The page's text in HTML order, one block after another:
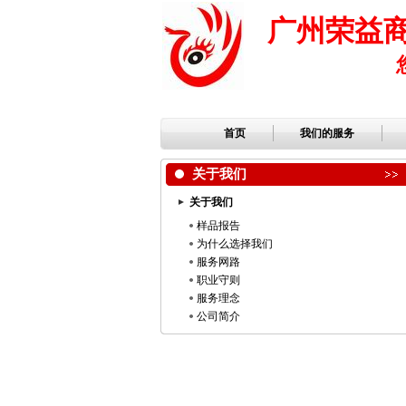
广州荣益
首页 我们的服务
关于我们
关于我们
样品报告
为什么选择我们
服务网路
职业守则
服务理念
公司简介